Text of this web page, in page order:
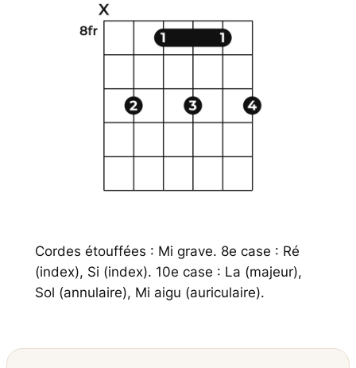
Cordes étouffées : Mi grave. 8e case : Ré
(index), Si (index). 10e case : La (majeur),
Sol (annulaire), Mi aigu (auriculaire).